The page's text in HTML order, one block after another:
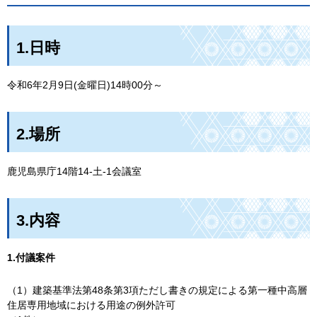
1.日時
令和6年2月9日(金曜日)14時00分～
2.場所
鹿児島県庁14階14-土-1会議室
3.内容
1.付議案件
（1）建築基準法第48条第3項ただし書きの規定による第一種中高層
住居専用地域における用途の例外許可